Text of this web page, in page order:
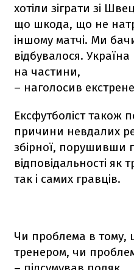
хотіли зіграти зі
що шкода, що не
іншому матчі. Ми
відбувалося.
на частини,
– наголосив
Ексфутболіст також
причини невдалих
збірної, порушивши
відповідальності як
так і самих гравців.
Чи проблема в тому,
тренером, чи